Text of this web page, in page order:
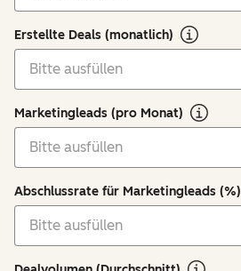
Erstellte Deals (monatlich)
Marketingleads (pro Monat)
Abschlussrate für Marketingleads (%)